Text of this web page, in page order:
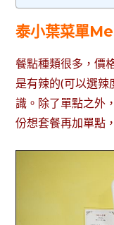
泰小葉菜單
餐點種類很多，價
是有辣的(可以選辣
識。除了單點之外
份想套餐再加單點